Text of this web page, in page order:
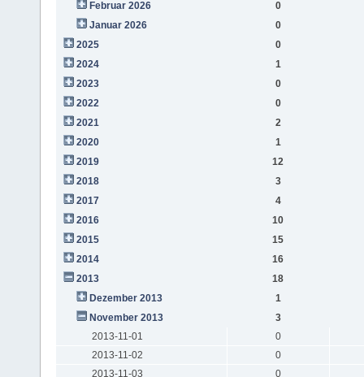
Februar 2026
0
Januar 2026
0
2025
0
2024
1
2023
0
2022
0
2021
2
2020
1
2019
12
2018
3
2017
4
2016
10
2015
15
2014
16
2013
18
Dezember 2013
1
November 2013
3
2013-11-01
0
2013-11-02
0
2013-11-03
0